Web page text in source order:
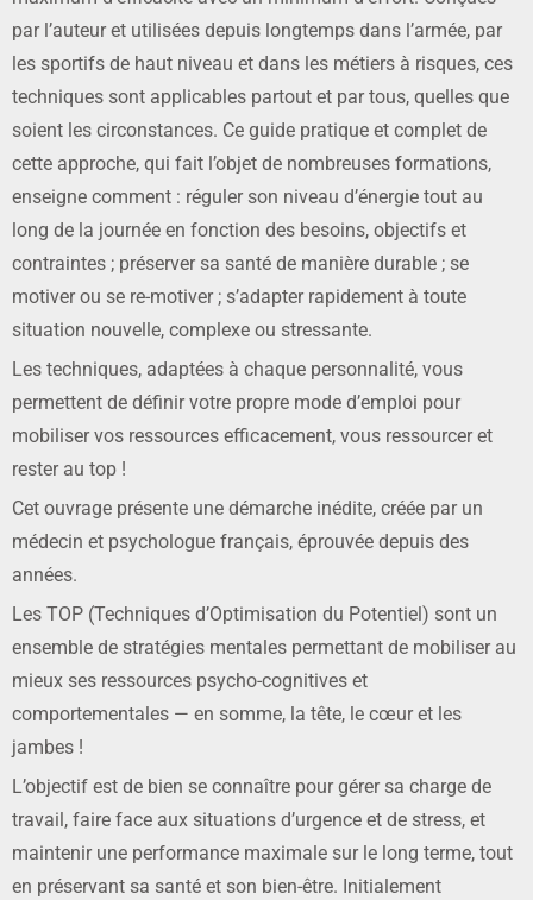
par l’auteur et utilisées depuis longtemps dans l’armée, par
les sportifs de haut niveau et dans les métiers à risques, ces
techniques sont applicables partout et par tous, quelles que
soient les circonstances. Ce guide pratique et complet de
cette approche, qui fait l’objet de nombreuses formations,
enseigne comment : réguler son niveau d’énergie tout au
long de la journée en fonction des besoins, objectifs et
contraintes ; préserver sa santé de manière durable ; se
motiver ou se re-motiver ; s’adapter rapidement à toute
situation nouvelle, complexe ou stressante.
Les techniques, adaptées à chaque personnalité, vous
permettent de définir votre propre mode d’emploi pour
mobiliser vos ressources efficacement, vous ressourcer et
rester au top !
Cet ouvrage présente une démarche inédite, créée par un
médecin et psychologue français, éprouvée depuis des
années.
Les TOP (Techniques d’Optimisation du Potentiel) sont un
ensemble de stratégies mentales permettant de mobiliser au
mieux ses ressources psycho-cognitives et
comportementales — en somme, la tête, le cœur et les
jambes !
L’objectif est de bien se connaître pour gérer sa charge de
travail, faire face aux situations d’urgence et de stress, et
maintenir une performance maximale sur le long terme, tout
en préservant sa santé et son bien-être. Initialement